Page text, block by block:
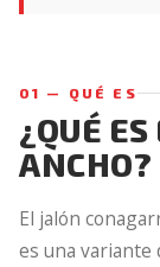
01 — QUÉ ES
¿QUÉ
ANCHO?
El jalón
es una variante